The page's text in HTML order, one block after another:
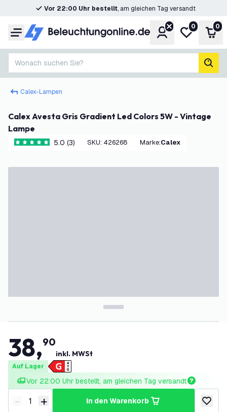
Vor 22:00 Uhr bestellt, am gleichen Tag versandt
Menü KontoMeine
0 0
Wonach suchen Sie?
Calex-Lampen
Calex Avesta Gris Gradient Led Colors 5W - Vintage
Lampe
5 Bewertungssterne
5.0 (3) SKU: 426268 Marke: Calex
38,90
inkl. MWSt
Auf Lager
Vor 22:00 Uhr bestellt, am gleichen Tag versandt
Menge verringern
- Menge erhöhen
+ in den Warenkorb
zur